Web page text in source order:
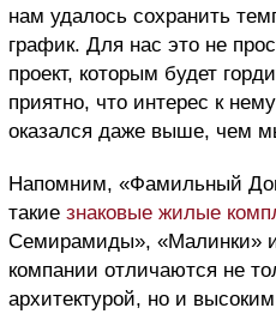
нам удалось сохранить
график. Для нас это не
проект, которым будет
приятно, что интерес к
оказался даже выше, чем
Напомним, «Фамильный
такие знаковые жилые
Семирамиды», «Малинки»
компании отличаются не
архитектурой, но и